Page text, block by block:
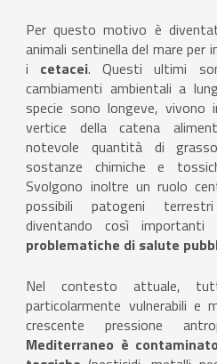
Per questo motivo è
animali sentinella del mare per
i cetacei. Questi ultimi
cambiamenti ambientali a
specie sono longeve,
vertice della catena
notevole quantità di
sostanze chimiche e
Svolgono inoltre un ruolo
possibili patogeni
diventando così
problematiche di salute
Nel contesto attuale,
particolarmente vulnerabili e
crescente pressione
Mediterraneo è